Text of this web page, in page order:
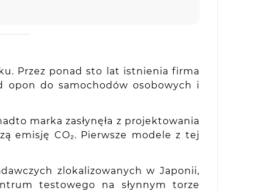
Przez ponad sto lat istnienia firma
opon do samochodów osobowych i
marka zasłynęła z projektowania
emisję CO₂. Pierwsze modele z tej
zlokalizowanych w Japonii,
testowego na słynnym torze